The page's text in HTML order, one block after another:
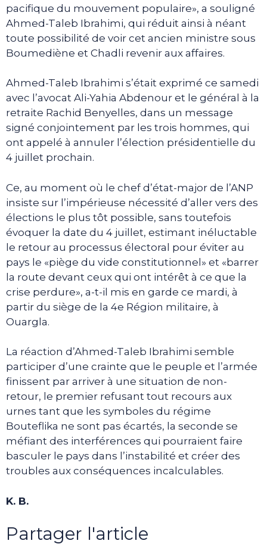
pacifique du mouvement populaire», a souligné
Ahmed-Taleb Ibrahimi, qui réduit ainsi à néant
toute possibilité de voir cet ancien ministre sous
Boumediène et Chadli revenir aux affaires.
Ahmed-Taleb Ibrahimi s’était exprimé ce samedi
avec l’avocat Ali-Yahia Abdenour et le général à la
retraite Rachid Benyelles, dans un message
signé conjointement par les trois hommes, qui
ont appelé à annuler l’élection présidentielle du
4 juillet prochain.
Ce, au moment où le chef d’état-major de l’ANP
insiste sur l’impérieuse nécessité d’aller vers des
élections le plus tôt possible, sans toutefois
évoquer la date du 4 juillet, estimant inéluctable
le retour au processus électoral pour éviter au
pays le «piège du vide constitutionnel» et «barrer
la route devant ceux qui ont intérêt à ce que la
crise perdure», a-t-il mis en garde ce mardi, à
partir du siège de la 4e Région militaire, à
Ouargla.
La réaction d’Ahmed-Taleb Ibrahimi semble
participer d’une crainte que le peuple et l’armée
finissent par arriver à une situation de non-
retour, le premier refusant tout recours aux
urnes tant que les symboles du régime
Bouteflika ne sont pas écartés, la seconde se
méfiant des interférences qui pourraient faire
basculer le pays dans l’instabilité et créer des
troubles aux conséquences incalculables.
K. B.
Partager l'article